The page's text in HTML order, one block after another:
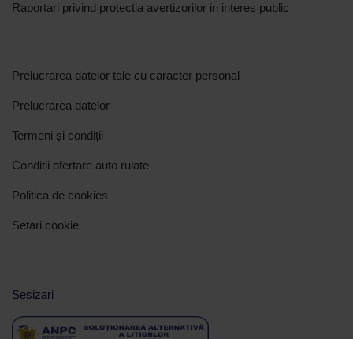
Raportari privind protectia avertizorilor in interes public
Prelucrarea datelor tale cu caracter personal
Prelucrarea datelor
Termeni și condiții
Conditii ofertare auto rulate
Politica de cookies
Setari cookie
Sesizari